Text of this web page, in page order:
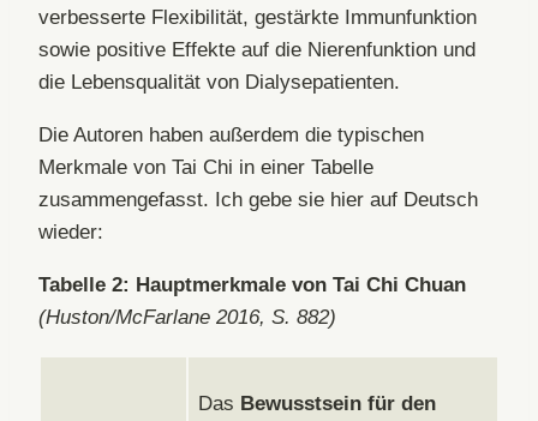
verbesserte Flexibilität, gestärkte Immunfunktion
sowie positive Effekte auf die Nierenfunktion und
die Lebensqualität von Dialysepatienten.
Die Autoren haben außerdem die typischen
Merkmale von Tai Chi in einer Tabelle
zusammengefasst. Ich gebe sie hier auf Deutsch
wieder:
Tabelle 2: Hauptmerkmale von Tai Chi Chuan
(Huston/McFarlane 2016, S. 882)
Das Bewusstsein für den